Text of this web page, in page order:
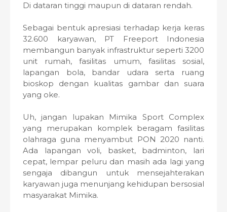
Di dataran tinggi maupun di dataran rendah.
Sebagai bentuk apresiasi terhadap kerja keras
32.600 karyawan, PT Freeport Indonesia
membangun banyak infrastruktur seperti 3200
unit rumah, fasilitas umum, fasilitas sosial,
lapangan bola, bandar udara serta ruang
bioskop dengan kualitas gambar dan suara
yang oke.
Uh, jangan lupakan Mimika Sport Complex
yang merupakan komplek beragam fasilitas
olahraga guna menyambut PON 2020 nanti.
Ada lapangan voli, basket, badminton, lari
cepat, lempar peluru dan masih ada lagi yang
sengaja dibangun untuk mensejahterakan
karyawan juga menunjang kehidupan bersosial
masyarakat Mimika.